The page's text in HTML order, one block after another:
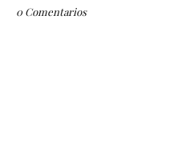
0 Comentarios